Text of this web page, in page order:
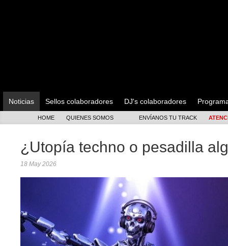
Noticias Sellos colaboradores DJ's colaboradores
HOME QUIENES SOMOS ENVÍANOS TU TRACK
¿Utopía techno o pesadilla
18 May 2026